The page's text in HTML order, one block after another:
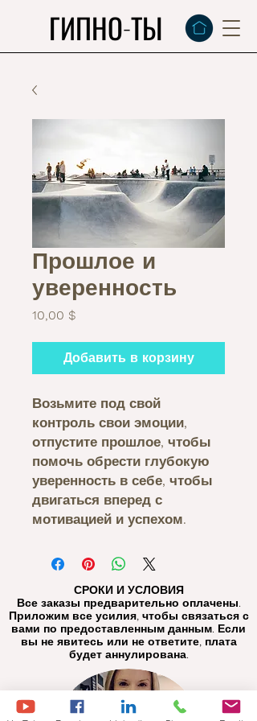
ГИПНО-ТЫ
Прошлое и
уверенность
10,00 $
Добавить в корзину
Возьмите под свой
контроль свои эмоции,
отпустите прошлое, чтобы
помочь обрести глубокую
уверенность в себе, чтобы
двигаться вперед с
мотивацией и успехом.
СРОКИ И УСЛОВИЯ
Все заказы предварительно оплачены.
Приложим все усилия, чтобы связаться с
вами по предоставленным данным. Если
вы не явитесь или не ответите, плата
будет аннулирована.